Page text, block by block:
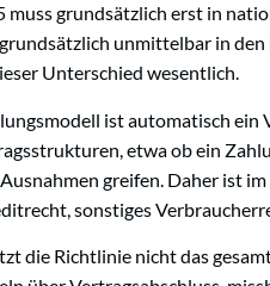
muss grundsätzlich erst in
unmittelbar in
Unterschied wesentlich.
ist automatisch ein
etwa ob ein
greifen. Daher ist
sonstiges
die Richtlinie nicht das